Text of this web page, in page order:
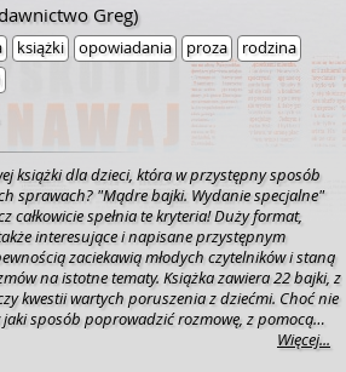
Greg)
książki opowiadania proza
rodzina
książki dla dzieci, która w przystępny sposób
sprawach? "Mądre bajki. Wydanie specjalne"
całkowicie spełnia te kryteria! Duży format,
interesujące i napisane przystępnym
zaciekawią młodych czytelników i staną
tematy. Książka zawiera 22 bajki, z
kwestii wartych poruszenia z dziećmi. Choć nie
jaki sposób poprowadzić rozmowę, z pomocą
teksty Agnieszki Antosiewicz. Stanowią oneWięcej...